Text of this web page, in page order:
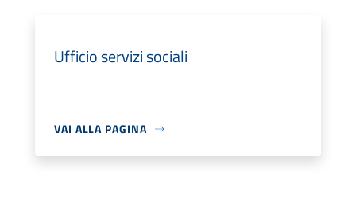
Ufficio servizi sociali
VAI ALLA PAGINA